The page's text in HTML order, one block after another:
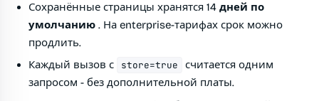
Сохранённые страницы хранятся 14 дней по
умолчанию . На enterprise-тарифах срок можно
продлить.
Каждый вызов с
store=true
считается одним
запросом - без дополнительной платы.